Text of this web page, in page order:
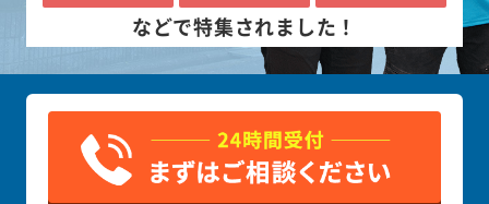
などで特集されました！